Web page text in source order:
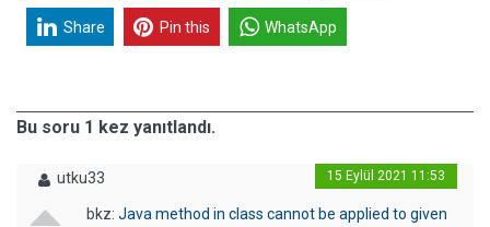
Share Pin this WhatsApp
Bu soru 1 kez yanıtlandı.
utku33 15 Eylül 2021 11:53
bkz: Java method in class cannot be applied to given